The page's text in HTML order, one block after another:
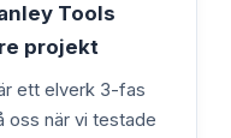
Tools
projekt
ett elverk 3-fas
oss när vi testade